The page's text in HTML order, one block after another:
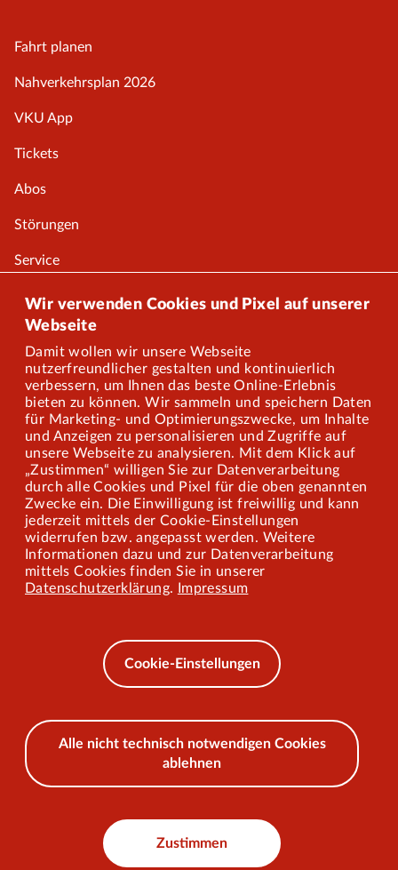
Wir verwenden Cookies und Pixel auf unserer
Webseite
Damit wollen wir unsere Webseite
nutzerfreundlicher gestalten und kontinuierlich
verbessern, um Ihnen das beste Online-Erlebnis
bieten zu können. Wir sammeln und speichern Daten
für Marketing- und Optimierungszwecke, um Inhalte
und Anzeigen zu personalisieren und Zugriffe auf
unsere Webseite zu analysieren. Mit dem Klick auf
„Zustimmen“ willigen Sie zur Datenverarbeitung
durch alle Cookies und Pixel für die oben genannten
Zwecke ein. Die Einwilligung ist freiwillig und kann
jederzeit mittels der Cookie-Einstellungen
widerrufen bzw. angepasst werden. Weitere
Informationen dazu und zur Datenverarbeitung
mittels Cookies finden Sie in unserer
Datenschutzerklärung. Impressum
Cookie-Einstellungen
Alle nicht technisch notwendigen Cookies
ablehnen
Zustimmen
Fahrt planen
Nahverkehrsplan 2026
VKU App
Tickets
Abos
Störungen
Service
Onlineshop
Über uns
Karriere
Presse
Mitarbeiterportal
Barrierefreiheit
Mobilität lernen